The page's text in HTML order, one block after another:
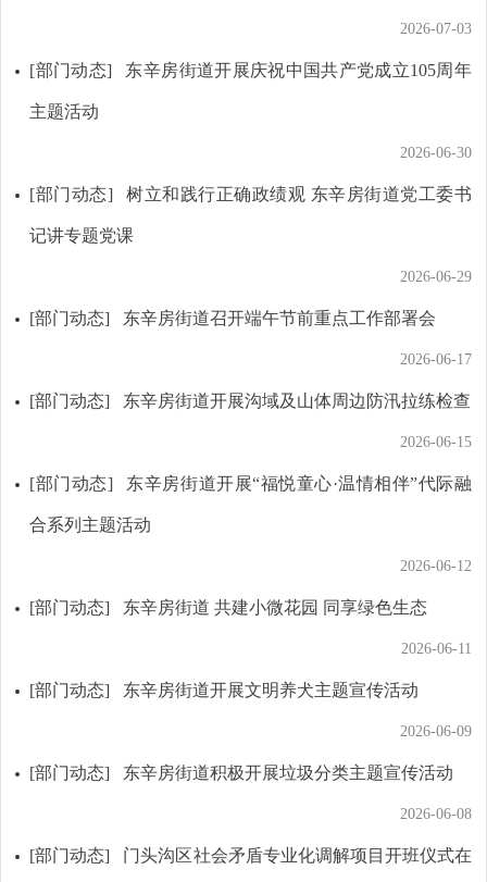
2026-07-03
[部门动态] 东辛房街道开展庆祝中国共产党成立105周年
主题活动
2026-06-30
[部门动态] 树立和践行正确政绩观 东辛房街道党工委书
记讲专题党课
2026-06-29
[部门动态] 东辛房街道召开端午节前重点工作部署会
2026-06-17
[部门动态] 东辛房街道开展沟域及山体周边防汛拉练检查
2026-06-15
[部门动态] 东辛房街道开展“福悦童心·温情相伴”代际融
合系列主题活动
2026-06-12
[部门动态] 东辛房街道 共建小微花园 同享绿色生态
2026-06-11
[部门动态] 东辛房街道开展文明养犬主题宣传活动
2026-06-09
[部门动态] 东辛房街道积极开展垃圾分类主题宣传活动
2026-06-08
[部门动态] 门头沟区社会矛盾专业化调解项目开班仪式在